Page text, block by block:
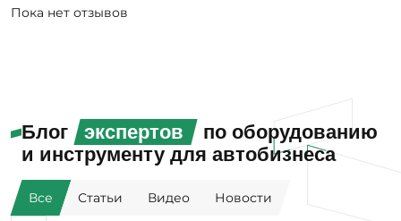
Пока нет отзывов
Блог экспертов
по оборудованию
и инструменту для автобизнеса
Все Статьи Видео Новости